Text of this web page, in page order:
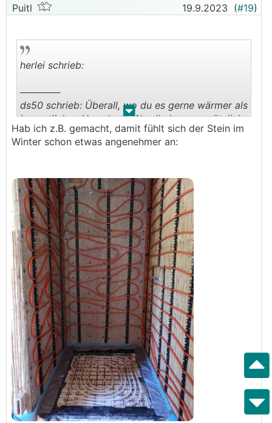
Puitl 19.9.2023 (#19)
. .
herlei schrieb:
──────
ds50 schrieb: Überall, wo du es gerne wärmer als
im restlichen Haus hast, Wandheizung zusätzlich
rein (aktivierte Fläche (+100%) sticht
Verlegeabstand (nur +20%)).
Denke darüber nach, in die Innenwände der
Dusche Wandheizung hochzuziehen. Hat das
schon jemand umgesetzt? Sollte zum einen den
Raum zusätzlich erwärmen, beim Duschen
angenehm wärmer sein und die nassen Flächen
schneller trocknen
Hab ich z.B. gemacht, damit fühlt sich der Stein im
Winter schon etwas angenehmer an: